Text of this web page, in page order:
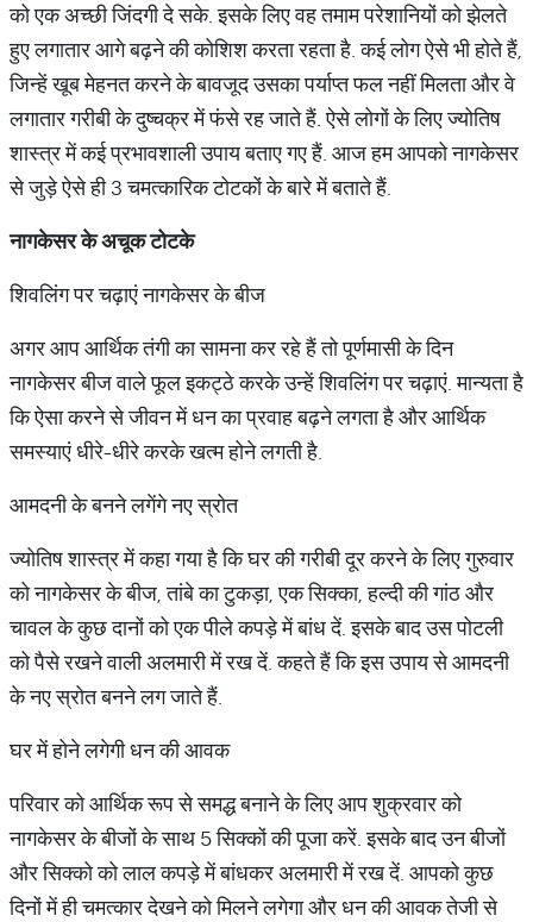
को एक अच्छी जिंदगी दे सके. इसके लिए वह तमाम परेशानियों को झेलते
हुए लगातार आगे बढ़ने की कोशिश करता रहता है. कई लोग ऐसे भी होते हैं,
जिन्हें खूब मेहनत करने के बावजूद उसका पर्याप्त फल नहीं मिलता और वे
लगातार गरीबी के दुष्चक्र में फंसे रह जाते हैं. ऐसे लोगों के लिए ज्योतिष
शास्त्र में कई प्रभावशाली उपाय बताए गए हैं. आज हम आपको नागकेसर
से जुड़े ऐसे ही 3 चमत्कारिक टोटकों के बारे में बताते हैं.
नागकेसर के अचूक टोटके
शिवलिंग पर चढ़ाएं नागकेसर के बीज
अगर आप आर्थिक तंगी का सामना कर रहे हैं तो पूर्णमासी के दिन
नागकेसर बीज वाले फूल इकट्ठे करके उन्हें शिवलिंग पर चढ़ाएं. मान्यता है
कि ऐसा करने से जीवन में धन का प्रवाह बढ़ने लगता है और आर्थिक
समस्याएं धीरे-धीरे करके खत्म होने लगती है.
आमदनी के बनने लगेंगे नए स्रोत
ज्योतिष शास्त्र में कहा गया है कि घर की गरीबी दूर करने के लिए गुरुवार
को नागकेसर के बीज, तांबे का टुकड़ा, एक सिक्का, हल्दी की गांठ और
चावल के कुछ दानों को एक पीले कपड़े में बांध दें. इसके बाद उस पोटली
को पैसे रखने वाली अलमारी में रख दें. कहते हैं कि इस उपाय से आमदनी
के नए स्रोत बनने लग जाते हैं.
घर में होने लगेगी धन की आवक
परिवार को आर्थिक रूप से समद्ध बनाने के लिए आप शुक्रवार को
नागकेसर के बीजों के साथ 5 सिक्कों की पूजा करें. इसके बाद उन बीजों
और सिक्को को लाल कपड़े में बांधकर अलमारी में रख दें. आपको कुछ
दिनों में ही चमत्कार देखने को मिलने लगेगा और धन की आवक तेजी से